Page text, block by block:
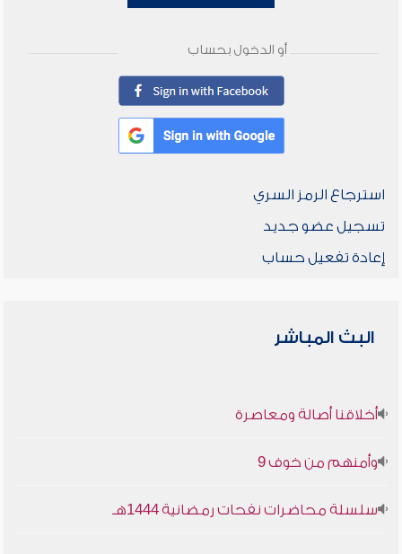
أو الدخول بحساب
استرجاع الرمز السري
تسجيل عضو جديد
إعادة تفعيل حساب
البث المباشر
أخلاقنا أصالة ومعاصرة
وأمنهم من خوف 9
سلسلة محاضرات نفحات رمضانية 1444هـ